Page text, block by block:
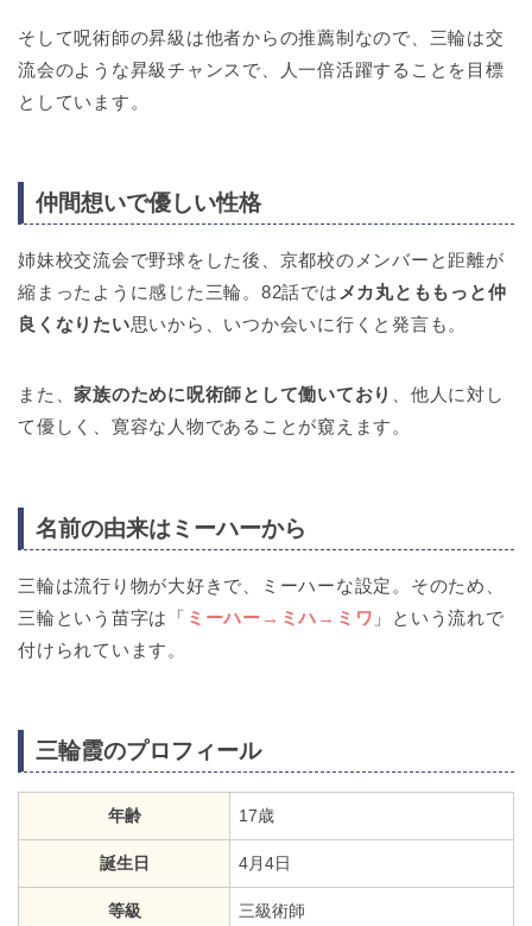
そして呪術師の昇級は他者からの推薦制なので、三輪は交
流会のような昇級チャンスで、人一倍活躍することを目標
としています。
仲間想いで優しい性格
姉妹校交流会で野球をした後、京都校のメンバーと距離が
縮まったように感じた三輪。82話では メカ丸とももっと仲
良くなりたい思いから、いつか会いに行くと発言も。
また、家族のために呪術師として働いており
、他人に対し
て優しく、寛容な人物であることが窺えます。
名前の由来はミーハーから
三輪は流行り物が大好きで、ミーハーな設定。そのため、
三輪という苗字は「 ミーハー→ミハ→ミワ 」という流れで
付けられています。
三輪霞のプロフィール
年齢 17歳
誕生日 4月4日
等級 三級術師